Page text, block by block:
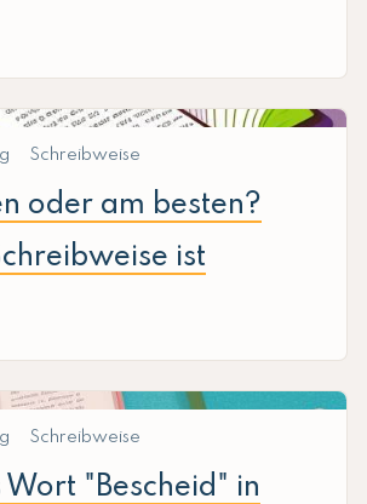
Schreibweise
oder am besten?
ist
Schreibweise
"Bescheid" in